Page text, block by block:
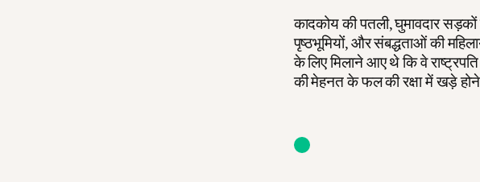
कादकोय की पतली, घुमावदार सड़कों
पृष्ठभूमियों, और संबद्धताओं की
के लिए मिलाने आए थे कि वे
की मेहनत के फल की रक्षा में खड़े